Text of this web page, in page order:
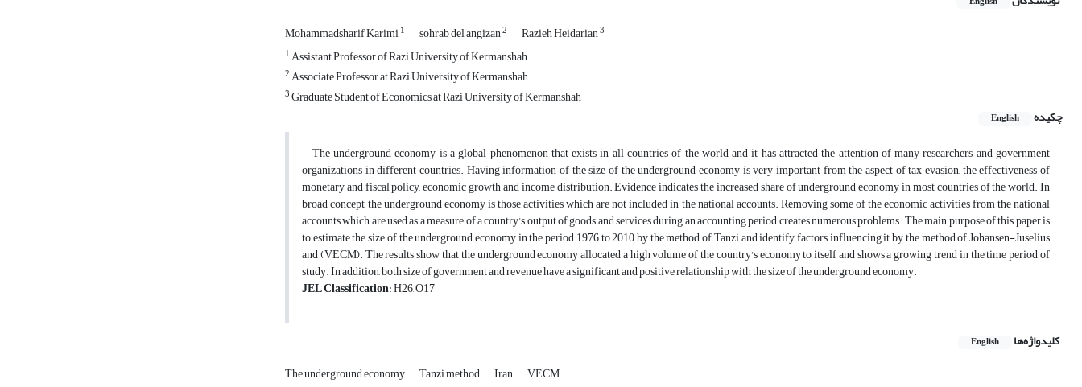
Mohammadsharif Karimi1 sohrab del angizan2 Razieh Heidarian3
1Assistant Professor of Razi University of Kermanshah
2Associate Professor at Razi University of Kermanshah
3Graduate Student of Economics at Razi University of Kermanshah
چکیده
English
The underground economy is a global phenomenon that exists in all countries of the world and it has attracted the attention of many researchers and government
organizations in different countries. Having information of the size of the underground economy is very important from the aspect of tax evasion, the effectiveness of
monetary and fiscal policy, economic growth and income distribution. Evidence indicates the increased share of underground economy in most countries of the world. In
broad concept, the underground economy is those activities which are not included in the national accounts. Removing some of the economic activities from the national
accounts which are used as a measure of a country's output of goods and services during an accounting period creates numerous problems. The main purpose of this paper is
to estimate the size of the underground economy in the period 1976 to 2010 by the method of Tanzi and identify factors influencing it by the method of Johansen-Juselius
and (VECM). The results show that the underground economy allocated a high volume of the country's economy to itself and shows a growing trend in the time period of
study. In addition, both size of government and revenue have a significant and positive relationship with the size of the underground economy.
JEL Classification: H26, O17
کلیدواژه‌ها English
The underground economy Tanzi method Iran VECM